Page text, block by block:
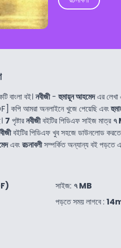
বাংলা বই। নবীজী-হুমায়ূন আহমেদএর লেখা
কপি আমরা অনলাইনে খুজে পেয়েছি এবং
7 পৃষ্টারনবীজীবইটির পিডিএফ সাইজ মাত্র৭
বইটির পিডিএফ খুব সহজে ডাউনলোড করতে
এবংরচনাবলীসম্পর্কিত অন্যান্য বই পড়তে
সাইজ: ৭ MB
পড়তে সময় লাগবে :